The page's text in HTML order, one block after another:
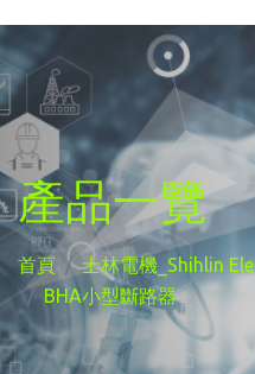
產品一覽
首頁 士林電機_Shihlin
BHA小型斷路器